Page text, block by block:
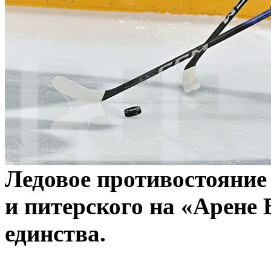
Ледовое
и питерского на
единства.